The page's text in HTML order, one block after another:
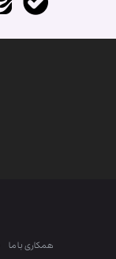
همکاری با ما